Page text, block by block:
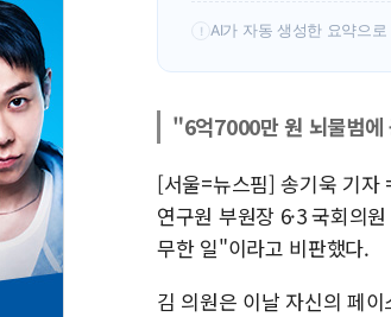
! AI가 자동 생성한 요약으
"6억7000만 원 뇌물범
[서울=뉴스핌] 송기욱 기자
연구원 부원장 6·3 국회의
무한 일"이라고 비판했다.
김 의원은 이날 자신의 페